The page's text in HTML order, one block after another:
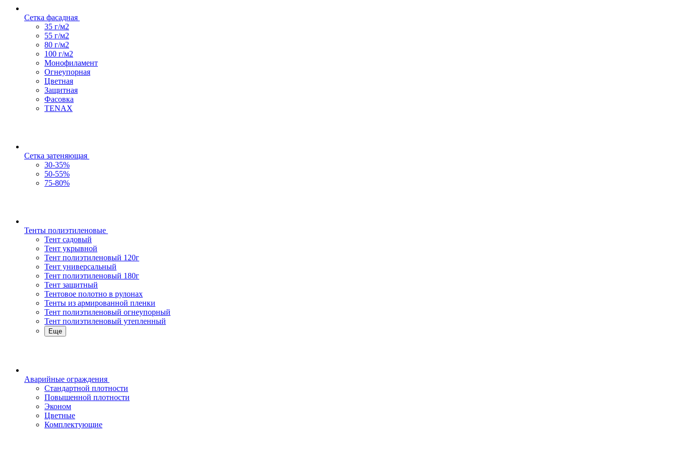
Сетка фасадная
35 г/м2
55 г/м2
80 г/м2
100 г/м2
Монофиламент
Огнеупорная
Цветная
Защитная
Фасовка
TENAX
Сетка затеняющая
30-35%
50-55%
75-80%
Тенты полиэтиленовые
Тент садовый
Тент укрывной
Тент полиэтиленовый 120г
Тент универсальный
Тент полиэтиленовый 180г
Тент защитный
Тентовое полотно в рулонах
Тенты из армированной пленки
Тент полиэтиленовый огнеупорный
Тент полиэтиленовый утепленный
Еще
Аварийные ограждения
Стандартной плотности
Повышенной плотности
Эконом
Цветные
Комплектующие